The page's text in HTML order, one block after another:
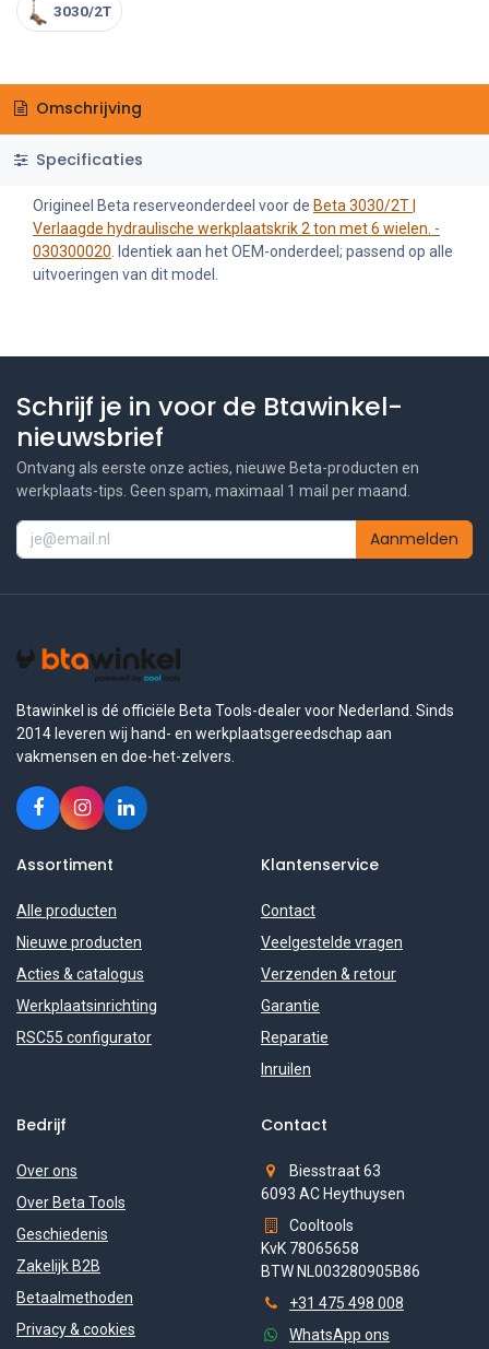
3030/2T
Omschrijving
Specificaties
Origineel Beta reserveonderdeel voor de Beta 3030/2T |
Verlaagde hydraulische werkplaatskrik 2 ton met 6 wielen. -
030300020 . Identiek aan het OEM-onderdeel; passend op alle
uitvoeringen van dit model.
Schrijf je in voor de Btawinkel-
nieuwsbrief
Ontvang als eerste onze acties, nieuwe Beta-producten en
werkplaats-tips. Geen spam, maximaal 1 mail per maand.
Aanmelden
Btawinkel is dé officiële Beta Tools-dealer voor Nederland. Sinds
2014 leveren wij hand- en werkplaatsgereedschap aan
vakmensen en doe-het-zelvers.
Assortiment
Alle producten
Nieuwe producten
Acties & catalogus
Werkplaatsinrichting
RSC55 configurator
Klantenservice
Contact
Veelgestelde vragen
Verzenden & retour
Garantie
Reparatie
Inruilen
Bedrijf
Over ons
Over Beta Tools
Geschiedenis
Zakelijk B2B
Betaalmethoden
Privacy & cookies
Contact
Biesstraat 63
6093 AC Heythuysen
Cooltools
KvK 78065658
BTW NL003280905B86
+31 475 498 008
WhatsApp ons